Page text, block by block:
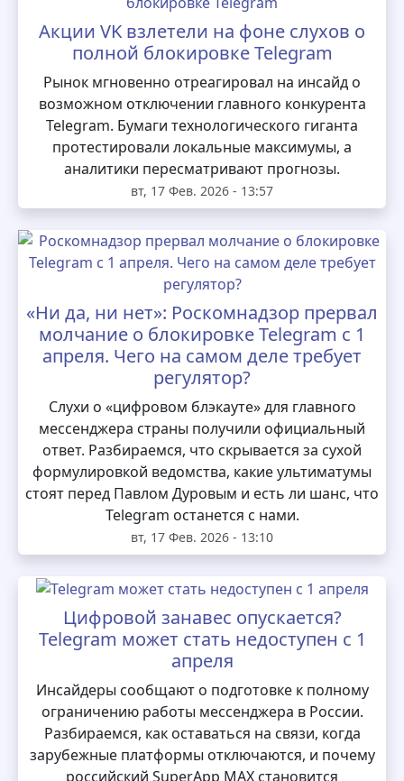
Акции VK взлетели на фоне слухов о
полной блокировке Telegram
Рынок мгновенно отреагировал на инсайд о
возможном отключении главного конкурента
Telegram. Бумаги технологического гиганта
протестировали локальные максимумы, а
аналитики пересматривают прогнозы.
вт, 17 Фев. 2026 - 13:57
«Ни да, ни нет»: Роскомнадзор прервал
молчание о блокировке Telegram с 1
апреля. Чего на самом деле требует
регулятор?
Слухи о «цифровом блэкауте» для главного
мессенджера страны получили официальный
ответ. Разбираемся, что скрывается за сухой
формулировкой ведомства, какие ультиматумы
стоят перед Павлом Дуровым и есть ли шанс, что
Telegram останется с нами.
вт, 17 Фев. 2026 - 13:10
Цифровой занавес опускается?
Telegram может стать недоступен с 1
апреля
Инсайдеры сообщают о подготовке к полному
ограничению работы мессенджера в России.
Разбираемся, как оставаться на связи, когда
зарубежные платформы отключаются, и почему
российский SuperApp MAX становится